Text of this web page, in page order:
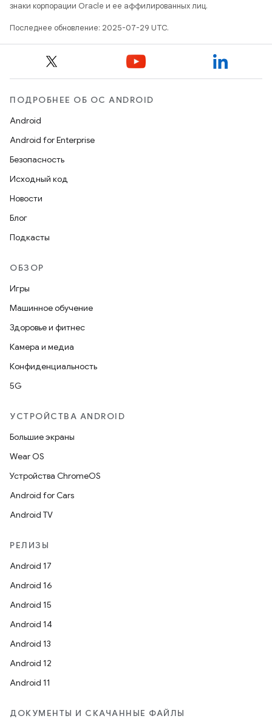
знаки корпорации Oracle и ее аффилированных лиц.
Последнее обновление: 2025-07-29 UTC.
ПОДРОБНЕЕ ОБ ОС ANDROID
Android
Android for Enterprise
Безопасность
Исходный код
Новости
Блог
Подкасты
ОБЗОР
Игры
Машинное обучение
Здоровье и фитнес
Камера и медиа
Конфиденциальность
5G
УСТРОЙСТВА ANDROID
Большие экраны
Wear OS
Устройства ChromeOS
Android for Cars
Android TV
РЕЛИЗЫ
Android 17
Android 16
Android 15
Android 14
Android 13
Android 12
Android 11
ДОКУМЕНТЫ И СКАЧАННЫЕ ФАЙЛЫ